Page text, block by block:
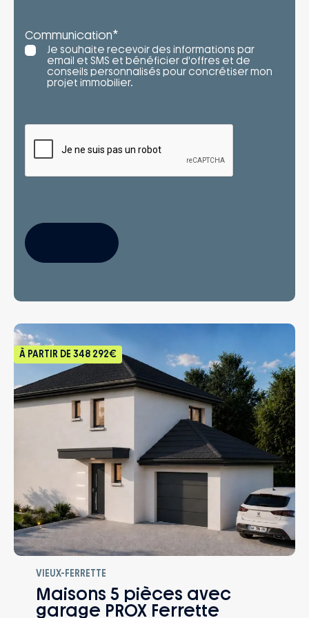
Communication*
Je souhaite recevoir des informations par
email et SMS et bénéficier d'offres et de
conseils personnalisés pour concrétiser mon
projet immobilier.
À PARTIR DE 348 292€
VIEUX-FERRETTE
Maisons 5 pièces avec
garage PROX Ferrette